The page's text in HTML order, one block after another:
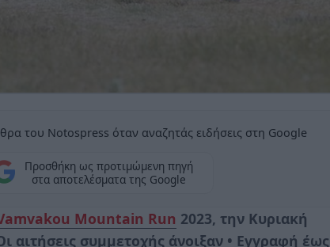
του Notospress όταν αναζητάς ειδήσεις στη Google
Προσθήκη ως προτιμώμενη πηγή
στα αποτελέσματα της Google
Mountain Run 2023, την Κυριακή
αιτήσεις συμμετοχής άνοιξαν • Εγγραφή έως